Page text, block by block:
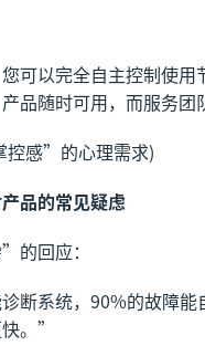
可以完全自主控制使
品随时可用，而服务团
感”的心理需求)
品的常见疑虑
的回应：
断系统，90%的故障
。”